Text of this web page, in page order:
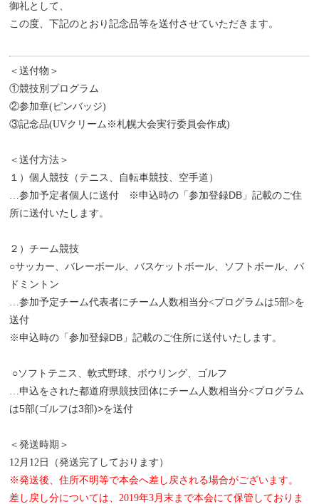
御礼として、
この度、下記のとおり記念品等を送付させていただきます。
＜送付物＞
①競技別プログラム
②参加章(ピンバッジ)
③記念品(UVクリーム※札幌大会実行委員会作成)
＜送付方法＞
１）個人競技（ テニス、自転車競技、空手道）
…参加予定者個人に送付
※申込時の「参加登録DB」記載のご住
所に送付いたします。
２）チーム競技
○サッカー、バレーボール、バスケットボール、ソフトボール、バ
ドミントン
…参加予定チーム代表者にチーム人数相当分<プログラムは5部>を
送付
※申込時の「参加登録DB」記載のご住所に送付いたします。
○ソフトテニス、軟式野球、ボウリング、ゴルフ
…申込をされた都道府県競技団体にチーム人数相当分<プログラム
は5部(ゴルフは3部)>を送付
＜発送時期＞
12月12日（発送完了しております）
※発送後、住所不明等で本会へ差し戻される場合がございます。
差し戻し分については、2019年3月末まで本会にて保管しておりま